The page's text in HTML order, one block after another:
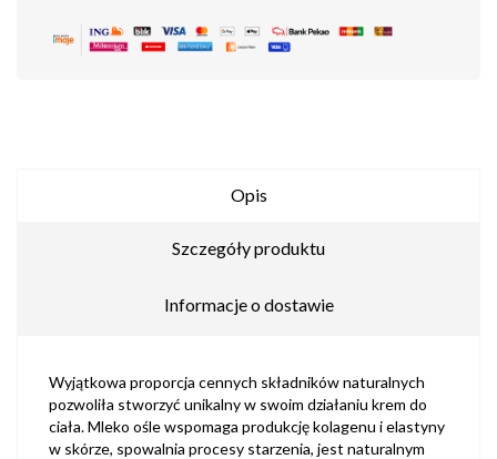
Opis
Szczegóły produktu
Informacje o dostawie
Wyjątkowa proporcja cennych składników naturalnych
pozwoliła stworzyć unikalny w swoim działaniu krem do
ciała. Mleko ośle wspomaga produkcję kolagenu i elastyny
w skórze, spowalnia procesy starzenia, jest naturalnym